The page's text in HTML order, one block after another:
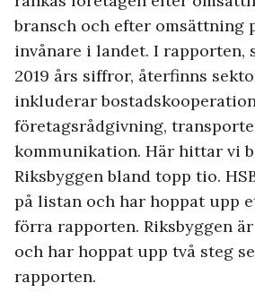
bransch och efter omsättning
invånare i landet. I rapporten,
2019 års siffror, återfinns
inkluderar
företagsrådgivning,
kommunikation. Här hittar vi
Riksbyggen bland topp tio.
på listan och har hoppat upp
förra rapporten. Riksbyggen
och har hoppat upp två steg
rapporten.